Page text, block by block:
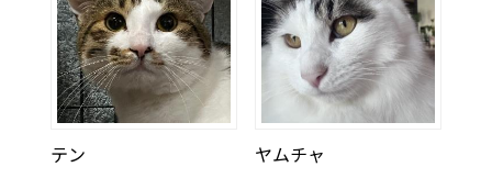
テン ヤムチャ